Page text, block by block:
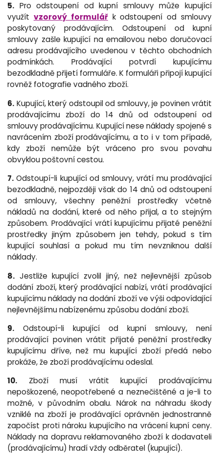
5. Pro odstoupení od kupní smlouvy může kupující
využít vzorový formulářk odstoupení od smlouvy
poskytovaný prodávajícím. Odstoupení od kupní
smlouvy zašle kupující na emailovou nebo doručovací
adresu prodávajícího uvedenou v těchto obchodních
podmínkách. Prodávající potvrdí kupujícímu
bezodkladně přijetí formuláře. K formuláři připojí kupující
rovněž fotografie vadného zboží.
6. Kupující, který odstoupil od smlouvy, je povinen vrátit
prodávajícímu zboží do 14 dnů od odstoupení od
smlouvy prodávajícímu. Kupující nese náklady spojené s
navrácením zboží prodávajícímu, a to i v tom případě,
kdy zboží nemůže být vráceno pro svou povahu
obvyklou poštovní cestou.
7. Odstoupí-li kupující od smlouvy, vrátí mu prodávající
bezodkladně, nejpozději však do 14 dnů od odstoupení
od smlouvy, všechny peněžní prostředky včetně
nákladů na dodání, které od něho přijal, a to stejným
způsobem. Prodávající vrátí kupujícímu přijaté peněžní
prostředky jiným způsobem jen tehdy, pokud s tím
kupující souhlasí a pokud mu tím nevzniknou další
náklady.
8. Jestliže kupující zvolil jiný, než nejlevnější způsob
dodání zboží, který prodávající nabízí, vrátí prodávající
kupujícímu náklady na dodání zboží ve výši odpovídající
nejlevnějšímu nabízenému způsobu dodání zboží.
9. Odstoupí-li kupující od kupní smlouvy, není
prodávající povinen vrátit přijaté peněžní prostředky
kupujícímu dříve, než mu kupující zboží předá nebo
prokáže, že zboží prodávajícímu odeslal.
10. Zboží musí vrátit kupující prodávajícímu
nepoškozené, neopotřebené a neznečištěné a je-li to
možné, v původním obalu. Nárok na náhradu škody
vzniklé na zboží je prodávající oprávněn jednostranně
započíst proti nároku kupujícího na vrácení kupní ceny.
Náklady na dopravu reklamovaného zboží k dodavateli
(prodávajícímu) hradí vždy odběratel (kupující).